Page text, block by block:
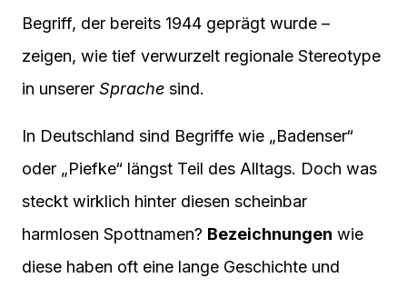
Begriff, der bereits 1944 geprägt wurde –
zeigen, wie tief verwurzelt regionale Stereotype
in unserer Sprache sind.
In Deutschland sind Begriffe wie „Badenser“
oder „Piefke“ längst Teil des Alltags. Doch was
steckt wirklich hinter diesen scheinbar
harmlosen Spottnamen? Bezeichnungen wie
diese haben oft eine lange Geschichte und